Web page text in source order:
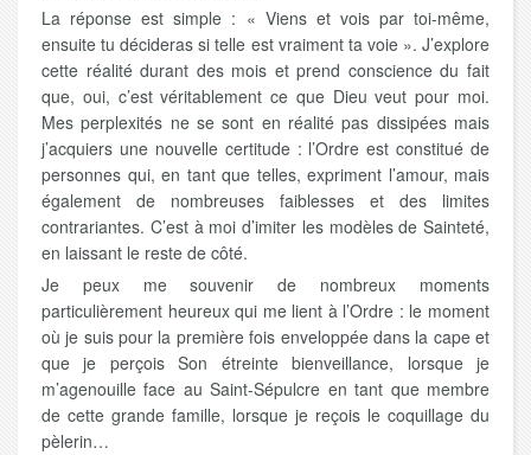
La réponse est simple : « Viens et vois par toi-même,
ensuite tu décideras si telle est vraiment ta voie ». J’explore
cette réalité durant des mois et prend conscience du fait
que, oui, c’est véritablement ce que Dieu veut pour moi.
Mes perplexités ne se sont en réalité pas dissipées mais
j’acquiers une nouvelle certitude : l’Ordre est constitué de
personnes qui, en tant que telles, expriment l’amour, mais
également de nombreuses faiblesses et des limites
contrariantes. C’est à moi d’imiter les modèles de Sainteté,
en laissant le reste de côté.
Je peux me souvenir de nombreux moments
particulièrement heureux qui me lient à l’Ordre : le moment
où je suis pour la première fois enveloppée dans la cape et
que je perçois Son étreinte bienveillance, lorsque je
m’agenouille face au Saint-Sépulcre en tant que membre
de cette grande famille, lorsque je reçois le coquillage du
pèlerin…